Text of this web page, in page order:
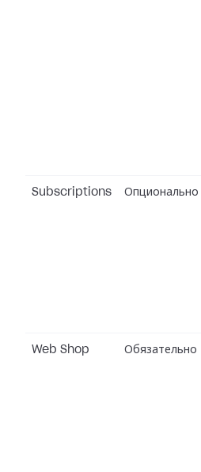
Subscriptions Опционально
Web Shop Обязательно